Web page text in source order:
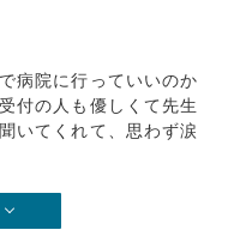
病院に行っていいのか
付の人も優しくて先生
いてくれて、思わず涙